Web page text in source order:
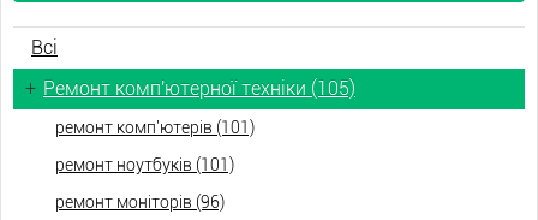
Всі
+ Ремонт комп'ютерної техніки (105)
ремонт комп'ютерів (101)
ремонт ноутбуків (101)
ремонт моніторів (96)